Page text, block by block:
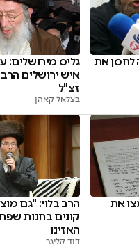
לחסן את
גליס מירושלים:
איש ירושלים הרב
זצ"ל
בצלאל קאהן
את
הרב בלוי: "גם
קונים בחנות
האזינו
דוד קליגר